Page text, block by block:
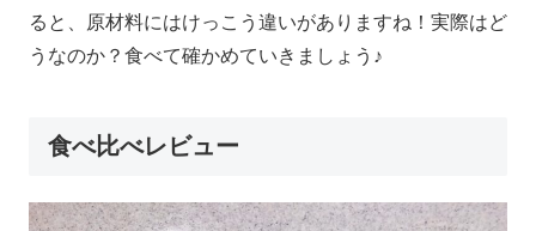
ると、原材料にはけっこう違いがありますね！実際はど
うなのか？食べて確かめていきましょう♪
食べ比べレビュー